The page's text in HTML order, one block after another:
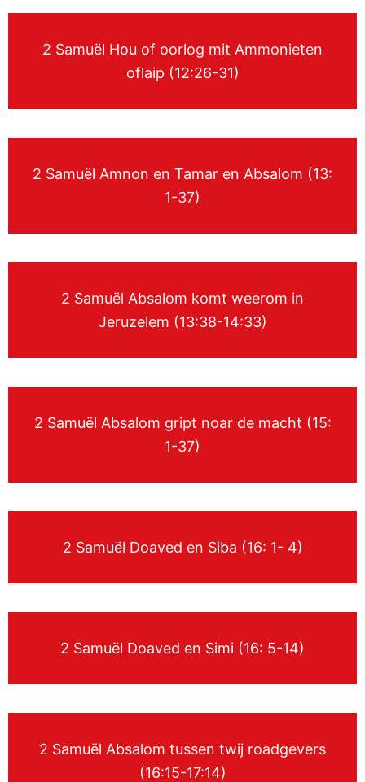
2 Samuël Hou of oorlog mit Ammonieten
oflaip (12:26-31)
2 Samuël Amnon en Tamar en Absalom (13:
1-37)
2 Samuël Absalom komt weerom in
Jeruzelem (13:38-14:33)
2 Samuël Absalom gript noar de macht (15:
1-37)
2 Samuël Doaved en Siba (16: 1- 4)
2 Samuël Doaved en Simi (16: 5-14)
2 Samuël Absalom tussen twij roadgevers
(16:15-17:14)